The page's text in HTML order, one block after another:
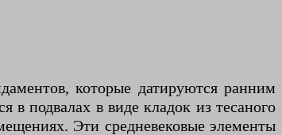
которые датируются ранним
подвалах в виде кладок из тесаного
Эти средневековые элементы